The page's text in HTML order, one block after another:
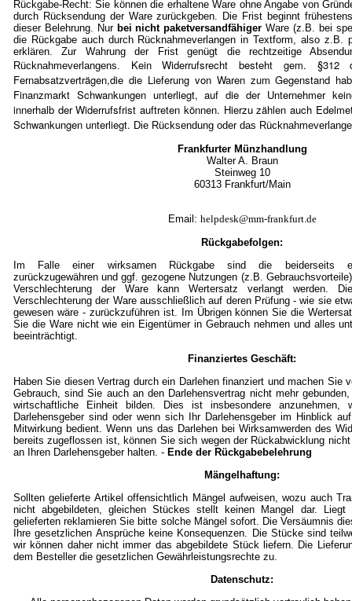
Rückgabe-Recht: Sie können die erhaltene Ware ohne Angabe von
durch Rücksendung der Ware zurückgeben. Die Frist beginnt
dieser Belehrung. Nur bei nicht paketversandfähiger Ware (z.B. bei
die Rückgabe auch durch Rücknahmeverlangen in Textform, also z.B.
erklären. Zur Wahrung der Frist genügt die rechtzeitige
Rücknahmeverlangens. Kein Widerrufsrecht besteht gem.
Fernabsatzverträgen,die die Lieferung von Waren zum Gegenstand
Finanzmarkt Schwankungen unterliegt, auf die der Unternehmer
innerhalb der Widerrufsfrist auftreten können. Hierzu zählen auch
Schwankungen unterliegt. Die Rücksendung oder das
Frankfurter Münzhandlung
Walter A. Braun
Steinweg 10
60313 Frankfurt/Main
Email: helpdesk@mm-frankfurt.de
Rückgabefolgen:
Im Falle einer wirksamen Rückgabe sind die beiderseits
zurückzugewähren und ggf. gezogene Nutzungen (z.B.
Verschlechterung der Ware kann Wertersatz verlangt werden.
Verschlechterung der Ware ausschließlich auf deren Prüfung - wie sie
gewesen wäre - zurückzuführen ist. Im Übrigen können Sie die
Sie die Ware nicht wie ein Eigentümer in Gebrauch nehmen und alles
beeinträchtigt.
Finanziertes Geschäft:
Haben Sie diesen Vertrag durch ein Darlehen finanziert und machen Sie
Gebrauch, sind Sie auch an den Darlehensvertrag nicht mehr
wirtschaftliche Einheit bilden. Dies ist insbesondere anzunehmen,
Darlehensgeber sind oder wenn sich Ihr Darlehensgeber im Hinblick
Mitwirkung bedient. Wenn uns das Darlehen bei Wirksamwerden des
bereits zugeflossen ist, können Sie sich wegen der Rückabwicklung
an Ihren Darlehensgeber halten. - Ende der Rückgabebelehrung
Mängelhaftung:
Sollten gelieferte Artikel offensichtlich Mängel aufweisen, wozu auch
nicht abgebildeten, gleichen Stückes stellt keinen Mangel dar.
gelieferten reklamieren Sie bitte solche Mängel sofort. Die Versäumnis
Ihre gesetzlichen Ansprüche keine Konsequenzen. Die Stücke sind
wir können daher nicht immer das abgebildete Stück liefern. Die
dem Besteller die gesetzlichen Gewährleistungsrechte zu.
Datenschutz: